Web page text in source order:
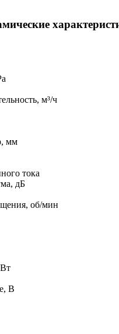
м³/ч
мм
тока
дБ
об/мин
В